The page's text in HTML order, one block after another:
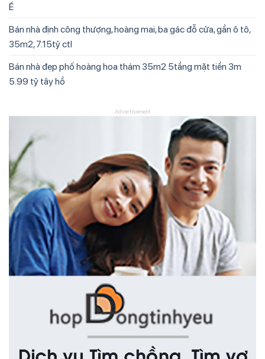
Ế
Bán nhà định công thượng, hoàng mai, ba gác đỗ cửa, gần ô tô,
35m2, 7.15tỷ ctl
Bán nhà đẹp phố hoàng hoa thám 35m2 5tầng mặt tiền 3m
5.99 tỷ tây hồ
Advertisement